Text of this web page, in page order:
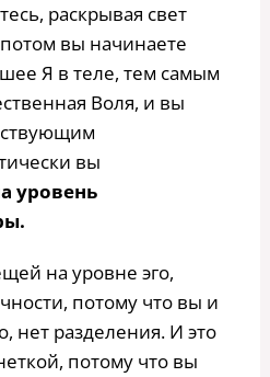
раскрывая свет
вы начинаете
Я в теле, тем самым
Воля, и вы
вы
уровень
на уровне эго,
потому что вы и
нет разделения. И это
потому что вы